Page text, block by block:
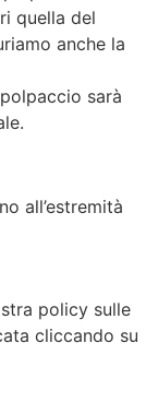
quella del
anche la
sarà
all’estremità
policy sulle
cliccando su